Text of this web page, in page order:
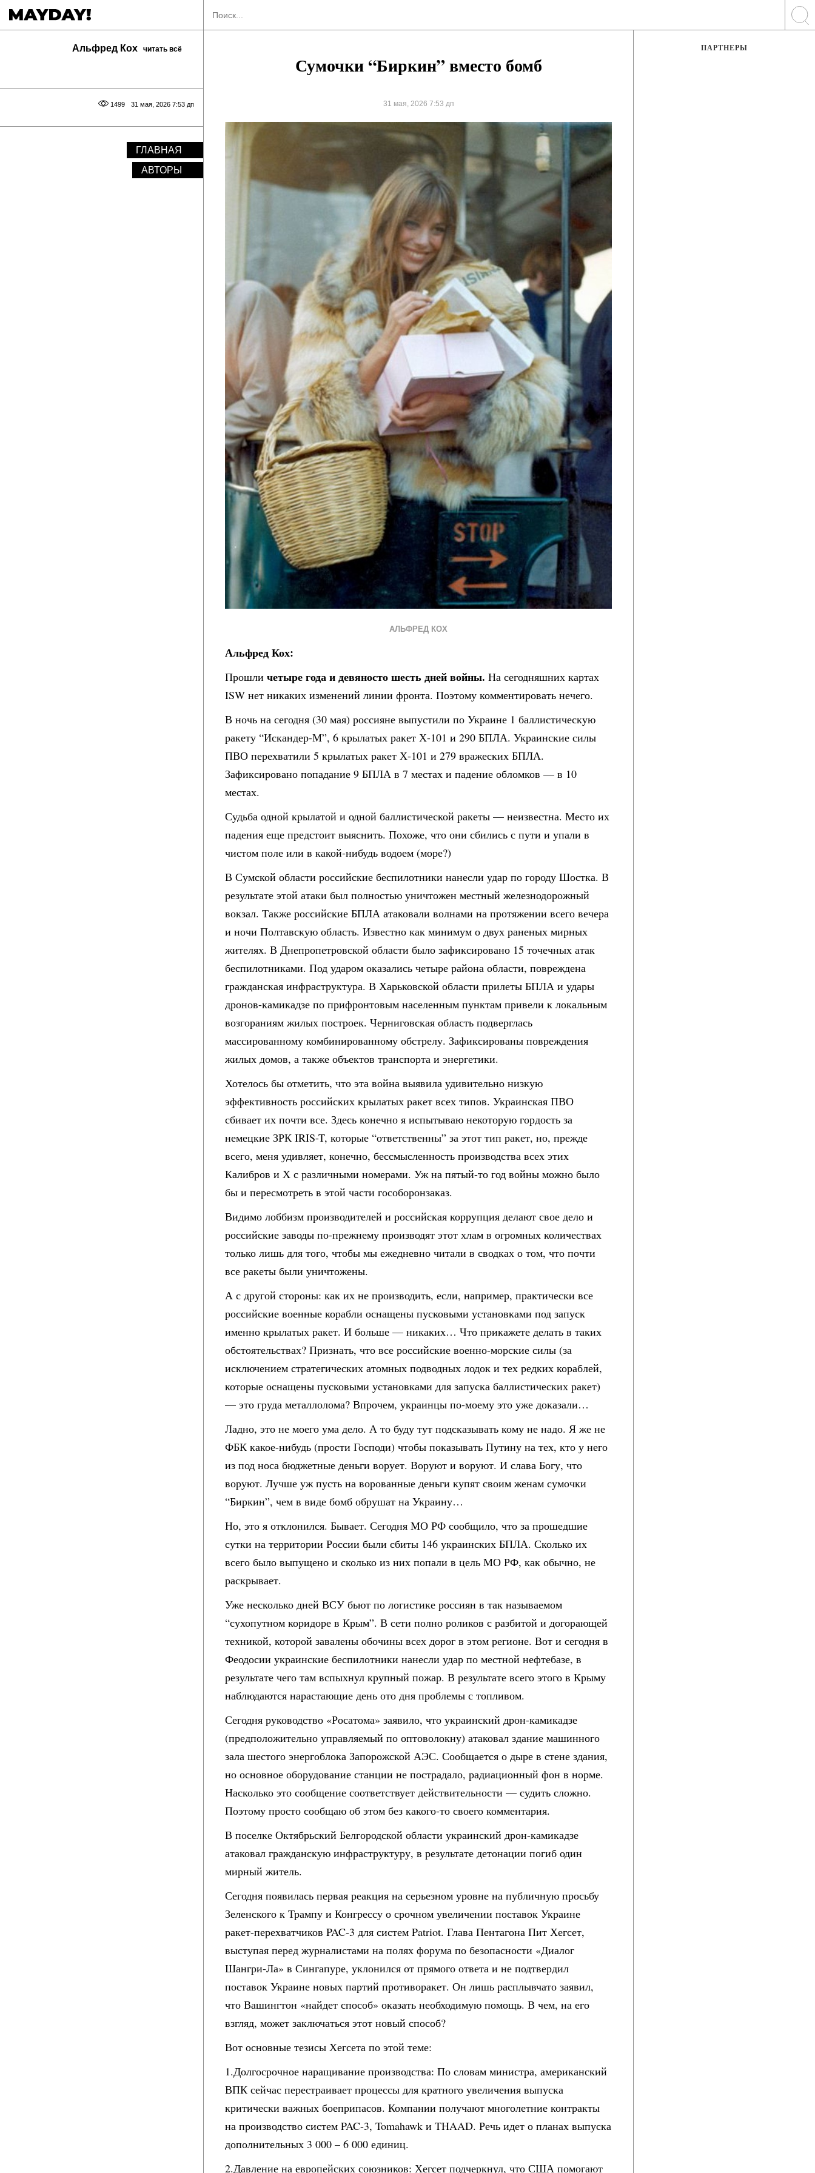
Альфред Кох читать всё
31 мая, 2026 7:53 дп
1499
ГЛАВНАЯ
АВТОРЫ
Сумочки “Биркин” вместо бомб
31 мая, 2026 7:53 дп
АЛЬФРЕД КОХ
Альфред Кох:
Прошличетыре года и девяносто шесть дней войны. На сегодняшних картах
ISW нет никаких изменений линии фронта. Поэтому комментировать нечего.
В ночь на сегодня (30 мая) россияне выпустили по Украине 1 баллистическую
ракету “Искандер-М”, 6 крылатых ракет Х-101 и 290 БПЛА. Украинские силы
ПВО перехватили 5 крылатых ракет Х-101 и 279 вражеских БПЛА.
Зафиксировано попадание 9 БПЛА в 7 местах и падение обломков — в 10
местах.
Судьба одной крылатой и одной баллистической ракеты — неизвестна. Место их
падения еще предстоит выяснить. Похоже, что они сбились с пути и упали в
чистом поле или в какой-нибудь водоем (море?)
В Сумской области российские беспилотники нанесли удар по городу Шостка. В
результате этой атаки был полностью уничтожен местный железнодорожный
вокзал. Также российские БПЛА атаковали волнами на протяжении всего вечера
и ночи Полтавскую область. Известно как минимум о двух раненых мирных
жителях. В Днепропетровской области было зафиксировано 15 точечных атак
беспилотниками. Под ударом оказались четыре района области, повреждена
гражданская инфраструктура. В Харьковской области прилеты БПЛА и удары
дронов-камикадзе по прифронтовым населенным пунктам привели к локальным
возгораниям жилых построек. Черниговская область подверглась
массированному комбинированному обстрелу. Зафиксированы повреждения
жилых домов, а также объектов транспорта и энергетики.
Хотелось бы отметить, что эта война выявила удивительно низкую
эффективность российских крылатых ракет всех типов. Украинская ПВО
сбивает их почти все. Здесь конечно я испытываю некоторую гордость за
немецкие ЗРК IRIS-T, которые “ответственны” за этот тип ракет, но, прежде
всего, меня удивляет, конечно, бессмысленность производства всех этих
Калибров и Х с различными номерами. Уж на пятый-то год войны можно было
бы и пересмотреть в этой части гособоронзаказ.
Видимо лоббизм производителей и российская коррупция делают свое дело и
российские заводы по-прежнему производят этот хлам в огромных количествах
только лишь для того, чтобы мы ежедневно читали в сводках о том, что почти
все ракеты были уничтожены.
А с другой стороны: как их не производить, если, например, практически все
российские военные корабли оснащены пусковыми установками под запуск
именно крылатых ракет. И больше — никаких… Что прикажете делать в таких
обстоятельствах? Признать, что все российские военно-морские силы (за
исключением стратегических атомных подводных лодок и тех редких кораблей,
которые оснащены пусковыми установками для запуска баллистических ракет)
— это груда металлолома? Впрочем, украинцы по-моему это уже доказали…
Ладно, это не моего ума дело. А то буду тут подсказывать кому не надо. Я же не
ФБК какое-нибудь (прости Господи) чтобы показывать Путину на тех, кто у него
из под носа бюджетные деньги ворует. Воруют и воруют. И слава Богу, что
воруют. Лучше уж пусть на ворованные деньги купят своим женам сумочки
“Биркин”, чем в виде бомб обрушат на Украину…
Но, это я отклонился. Бывает. Сегодня МО РФ сообщило, что за прошедшие
сутки на территории России были сбиты 146 украинских БПЛА. Сколько их
всего было выпущено и сколько из них попали в цель МО РФ, как обычно, не
раскрывает.
Уже несколько дней ВСУ бьют по логистике россиян в так называемом
“сухопутном коридоре в Крым”. В сети полно роликов с разбитой и догорающей
техникой, которой завалены обочины всех дорог в этом регионе. Вот и сегодня в
Феодосии украинские беспилотники нанесли удар по местной нефтебазе, в
результате чего там вспыхнул крупный пожар. В результате всего этого в Крыму
наблюдаются нарастающие день ото дня проблемы с топливом.
Сегодня руководство «Росатома» заявило, что украинский дрон-камикадзе
(предположительно управляемый по оптоволокну) атаковал здание машинного
зала шестого энергоблока Запорожской АЭС. Сообщается о дыре в стене здания,
но основное оборудование станции не пострадало, радиационный фон в норме.
Насколько это сообщение соответствует действительности — судить сложно.
Поэтому просто сообщаю об этом без какого-то своего комментария.
В поселке Октябрьский Белгородской области украинский дрон-камикадзе
атаковал гражданскую инфраструктуру, в результате детонации погиб один
мирный житель.
Сегодня появилась первая реакция на серьезном уровне на публичную просьбу
Зеленского к Трампу и Конгрессу о срочном увеличении поставок Украине
ракет-перехватчиков PAC-3 для систем Patriot. Глава Пентагона Пит Хегсет,
выступая перед журналистами на полях форума по безопасности «Диалог
Шангри-Ла» в Сингапуре, уклонился от прямого ответа и не подтвердил
поставок Украине новых партий противоракет. Он лишь расплывчато заявил,
что Вашингтон «найдет способ» оказать необходимую помощь. В чем, на его
взгляд, может заключаться этот новый способ?
Вот основные тезисы Хегсета по этой теме:
1.Долгосрочное наращивание производства: По словам министра, американский
ВПК сейчас перестраивает процессы для кратного увеличения выпуска
критически важных боеприпасов. Компании получают многолетние контракты
на производство систем PAC-3, Tomahawk и THAAD. Речь идет о планах выпуска
дополнительных 3 000 – 6 000 единиц.
2.Давление на европейских союзников: Хегсет подчеркнул, что США помогают
ПАРТНЕРЫ